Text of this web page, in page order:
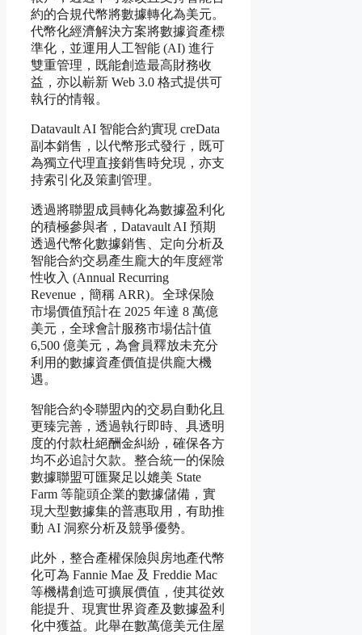
約的合規代幣將數據轉化為美元。
代幣化經濟解決方案將數據資產標
準化，並運用人工智能 (AI) 進行
雙重管理，既能創造最高財務收
益，亦以嶄新 Web 3.0 格式提供可
執行的情報。
Datavault AI 智能合約實現 creData
副本銷售，以代幣形式發行，既可
為獨立代理直接銷售時兌現，亦支
持索引化及策劃管理。
透過將聯盟成員轉化為數據盈利化
的積極參與者，Datavault AI 預期
透過代幣化數據銷售、定向分析及
智能合約交易產生龐大的年度經常
性收入 (Annual Recurring
Revenue，簡稱 ARR)。全球保險
市場價值預計在 2025 年達 8 萬億
美元，全球會計服務市場估計值
6,500 億美元，為會員釋放未充分
利用的數據資產價值提供龐大機
遇。
智能合約令聯盟內的交易自動化且
更臻完善，透過執行即時、具透明
度的付款杜絕酬金糾紛，確保各方
均不必追討欠款。整合統一的保險
數據聯盟可匯聚足以媲美 State
Farm 等龍頭企業的數據儲備，實
現大型數據集的普惠取用，有助推
動 AI 洞察分析及競爭優勢。
此外，整合產權保險與房地產代幣
化可為 Fannie Mae 及 Freddie Mac
等機構創造可擴展價值，使其從效
能提升、現實世界資產及數據盈利
化中獲益。此舉在數萬億美元住屋